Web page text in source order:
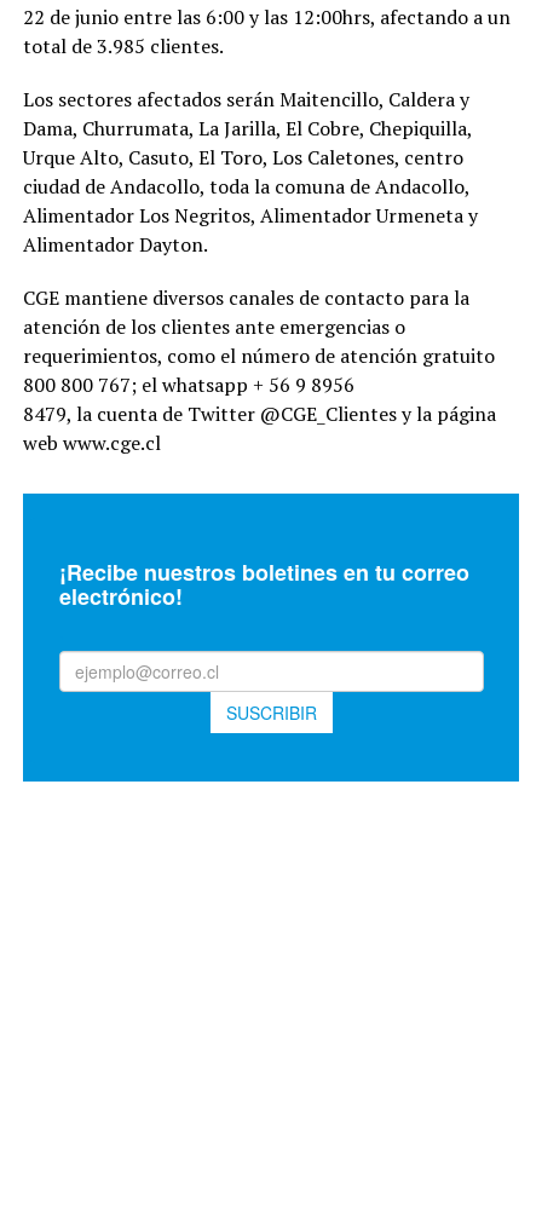
22 de junio entre las 6:00 y las 12:00hrs, afectando a un
total de 3.985 clientes.
Los sectores afectados serán Maitencillo, Caldera y
Dama, Churrumata, La Jarilla, El Cobre, Chepiquilla,
Urque Alto, Casuto, El Toro, Los Caletones, centro
ciudad de Andacollo, toda la comuna de Andacollo,
Alimentador Los Negritos, Alimentador Urmeneta y
Alimentador Dayton.
CGE mantiene diversos canales de contacto para la
atención de los clientes ante emergencias o
requerimientos, como el número de atención gratuito
800 800 767; el whatsapp + 56 9 8956
8479, la cuenta de Twitter @CGE_Clientes y la página
web www.cge.cl